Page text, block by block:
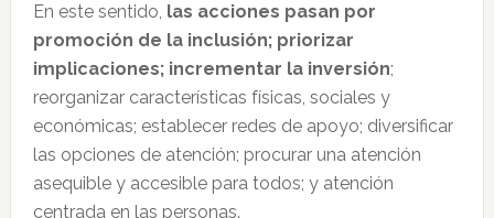
En este sentido, las acciones pasan por
promoción de la inclusión; priorizar
implicaciones; incrementar la inversión;
reorganizar características físicas, sociales y
económicas; establecer redes de apoyo; diversificar
las opciones de atención; procurar una atención
asequible y accesible para todos; y atención
centrada en las personas.